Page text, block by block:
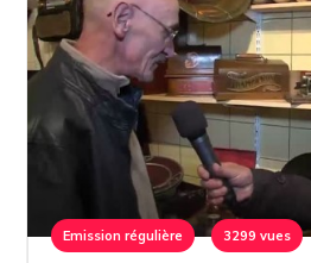
Emission régulière 3299 vues